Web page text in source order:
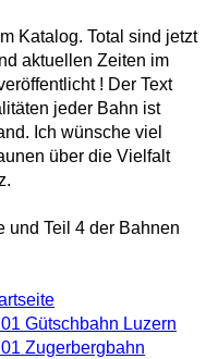
Katalog. Total sind jetzt
aktuellen Zeiten im
! Der Text
jeder Bahn ist
Ich wünsche viel
über die Vielfalt
und Teil 4 der Bahnen
Gütschbahn Luzern
Zugerbergbahn